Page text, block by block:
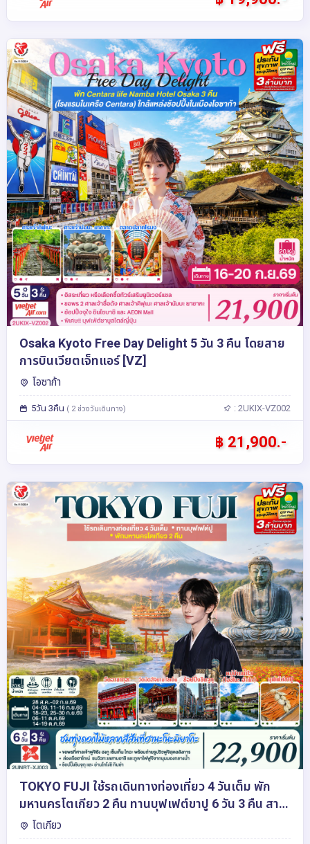
Osaka Kyoto Free Day Delight 5 วัน 3 คืน โดยสาย
การบินเวียตเจ็ทแอร์ [VZ]
โอซาก้า
5วัน 3คืน ( 2 ช่วงวันเดินทาง) : 2UKIX-VZ002
฿ 21,900.-
TOKYO FUJI ใช้รถเดินทางท่องเที่ยว 4 วันเต็ม พัก
มหานครโตเกียว 2 คืน ทานบุฟเฟต์ขาปู 6 วัน 3 คืน สาย
การบิน ไทยแอร์เอเชีย เอ็กซ์
โตเกียว